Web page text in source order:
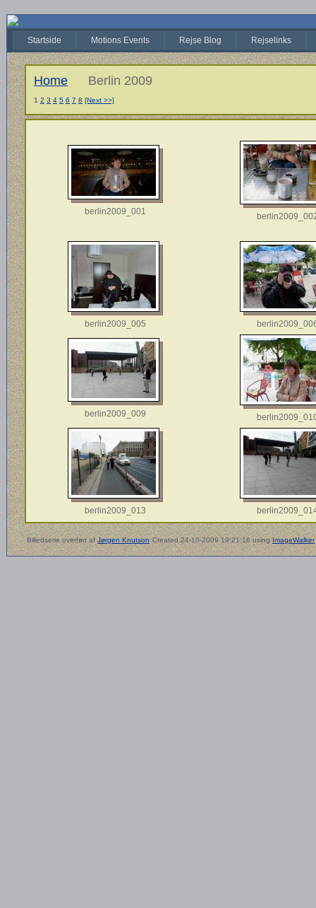
Startside Motions Events Rejse Blog Rejselinks
Home Berlin 2009
1 2 3 4 5 6 7 8 [Next >>]
berlin2009_001
berlin2009_005
berlin2009_009
berlin2009_013
Billedserie overført afJørgen Knutson Created 24-10-2009 19:21:16 usingImageWalker